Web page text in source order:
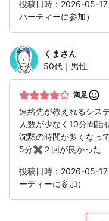
投稿日時：2026-05-17
パーティーに参加）
くま さん
50代｜男性
満足
連絡先が教えれるシス
人数が少なく10分間話
沈黙の時間が多くなっ
5分✖️２回が良かった
投稿日時：2026-05-17
ーティーに参加）